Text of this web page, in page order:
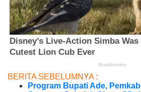
BERITA SEBELUMNYA :
Program Bupati Ade,